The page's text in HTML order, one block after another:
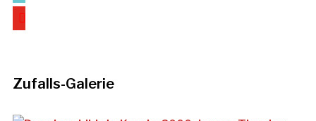
youtube
Zufalls-Galerie